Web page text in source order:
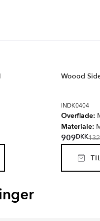
Woood
INDK0404
Overflade:
Materiale:
909DKK